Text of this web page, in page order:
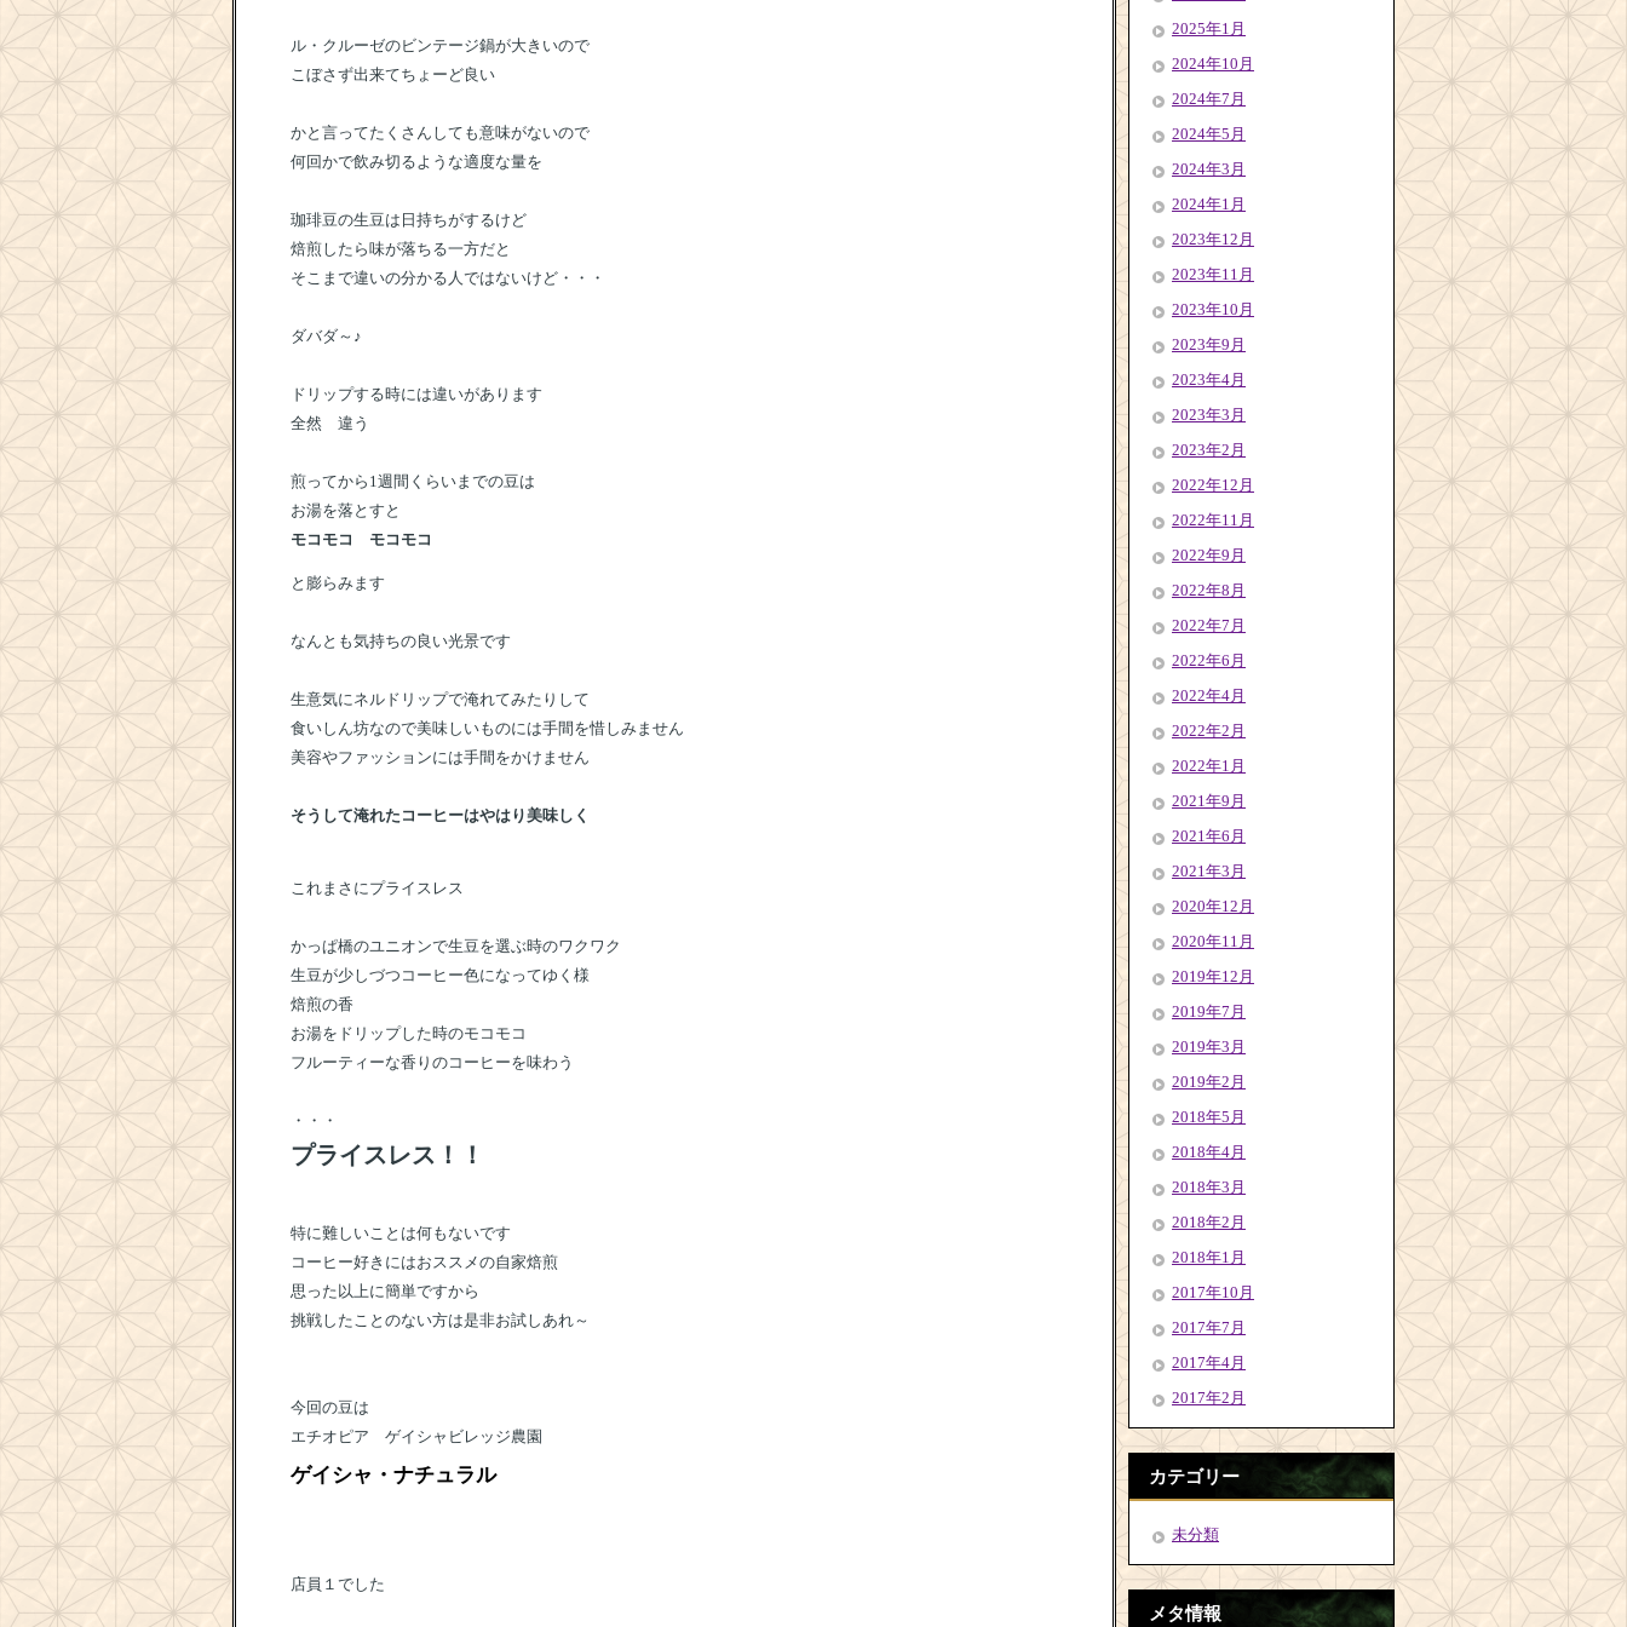
ル・クルーゼのビンテージ鍋が大きいので
こぼさず出来てちょーど良い
かと言ってたくさんしても意味がないので
何回かで飲み切るような適度な量を
珈琲豆の生豆は日持ちがするけど
焙煎したら味が落ちる一方だと
そこまで違いの分かる人ではないけど・・・
ダバダ～♪
ドリップする時には違いがあります
全然 違う
煎ってから1週間くらいまでの豆は
お湯を落とすと
モコモコ モコモコ
と膨らみます
なんとも気持ちの良い光景です
生意気にネルドリップで淹れてみたりして
食いしん坊なので美味しいものには手間を惜しみません
美容やファッションには手間をかけません
そうして淹れたコーヒーはやはり美味しく
これまさにプライスレス
かっぱ橋のユニオンで生豆を選ぶ時のワクワク
生豆が少しづつコーヒー色になってゆく様
焙煎の香
お湯をドリップした時のモコモコ
フルーティーな香りのコーヒーを味わう
・・・
プライスレス！！
特に難しいことは何もないです
コーヒー好きにはおススメの自家焙煎
思った以上に簡単ですから
挑戦したことのない方は是非お試しあれ～
今回の豆は
エチオピア ゲイシャビレッジ農園
ゲイシャ・ナチュラル
店員１でした
2025年1月
2024年10月
2024年7月
2024年5月
2024年3月
2024年1月
2023年12月
2023年11月
2023年10月
2023年9月
2023年4月
2023年3月
2023年2月
2022年12月
2022年11月
2022年9月
2022年8月
2022年7月
2022年6月
2022年4月
2022年2月
2022年1月
2021年9月
2021年6月
2021年3月
2020年12月
2020年11月
2019年12月
2019年7月
2019年3月
2019年2月
2018年5月
2018年4月
2018年3月
2018年2月
2018年1月
2017年10月
2017年7月
2017年4月
2017年2月
カテゴリー
未分類
メタ情報